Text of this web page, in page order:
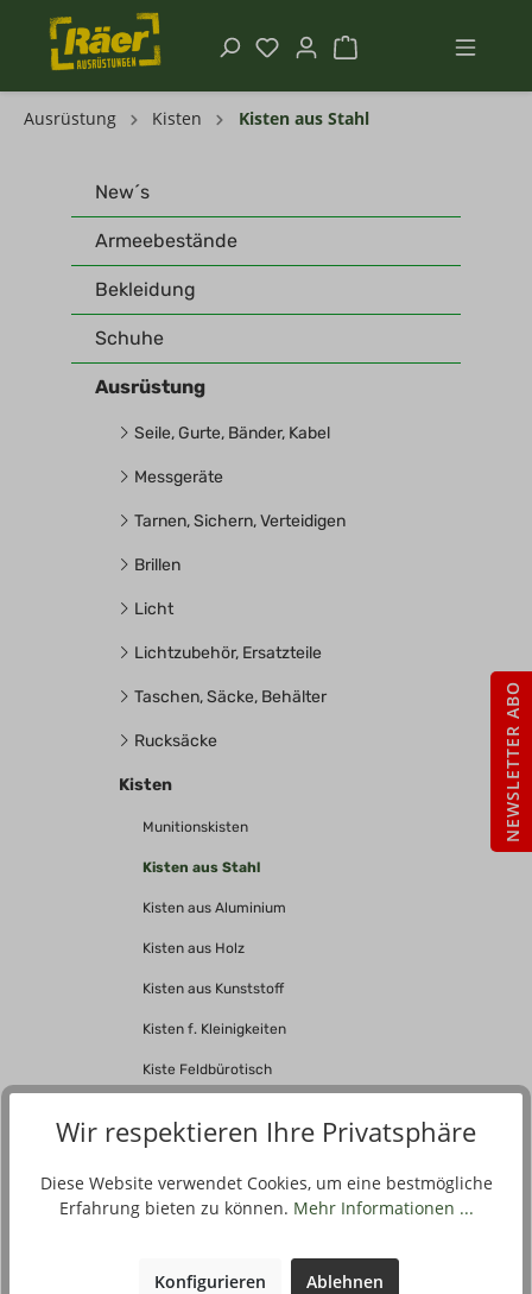
Ausrüstung Kisten Kisten aus Stahl
New´s
Armeebestände
Bekleidung
Schuhe
Ausrüstung
Seile, Gurte, Bänder, Kabel
Messgeräte
Tarnen, Sichern, Verteidigen
Brillen
Licht
Lichtzubehör, Ersatzteile
Taschen, Säcke, Behälter
Rucksäcke
Kisten
Munitionskisten
Kisten aus Stahl
Kisten aus Aluminium
Kisten aus Holz
Kisten aus Kunststoff
Kisten f. Kleinigkeiten
Kiste Feldbürotisch
Schrank
Ladehilsmittel
Decken
Wir respektieren Ihre Privatsphäre
Diese Website verwendet Cookies, um eine bestmögliche
Erfahrung bieten zu können. Mehr Informationen ...
Konfigurieren Ablehnen
NEWSLETTER ABO